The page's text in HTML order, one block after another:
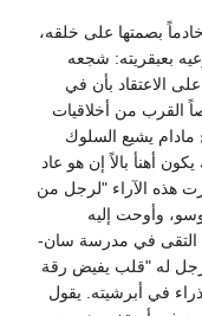
بصمتها على خلقه،
بعبقريته: شجعه
الاعتقاد بأن في
القرب من أخلاقيات
يشيع السلوك
أهنأ بالاً إن هو عاد
هذه الآراء "لرجل من
وأوحت إليه
التقى في مدرسة سان-
رجل له "قلب يفيض رقة
في أبرشيته. يقول